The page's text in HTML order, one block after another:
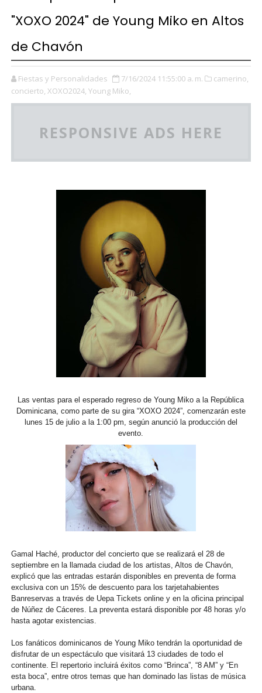
"XOXO 2024" de Young Miko en Altos
de Chavón
Fiestas y Personalidades 7/16/2024 11:55:00 a. m.
camerino,
concierto, XOXO2024, Young Miko,
RESPONSIVE ADS HERE
Las ventas para el esperado regreso de Young Miko a la República
Dominicana, como parte de su gira “XOXO 2024”, comenzarán este
lunes 15 de julio a la 1:00 pm, según anunció la producción del
evento.
Gamal Haché, productor del concierto que se realizará el 28 de
septiembre en la llamada ciudad de los artistas, Altos de Chavón,
explicó que las entradas estarán disponibles en preventa de forma
exclusiva con un 15% de descuento para los tarjetahabientes
Banreservas a través de Uepa Tickets online y en la oficina principal
de Núñez de Cáceres. La preventa estará disponible por 48 horas y/o
hasta agotar existencias.
Los fanáticos dominicanos de Young Miko tendrán la oportunidad de
disfrutar de un espectáculo que visitará 13 ciudades de todo el
continente. El repertorio incluirá éxitos como “Brinca”, “8 AM” y “En
esta boca”, entre otros temas que han dominado las listas de música
urbana.